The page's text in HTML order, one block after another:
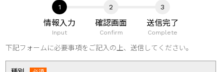
情報入力
Input
確認画面
Confirm
送信完了
Complete
下記フォームに必要事項をご記入の上、送信してください。